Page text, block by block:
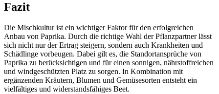
Fazit
Die Mischkultur ist ein wichtiger Faktor für den erfolgreichen
Anbau von Paprika. Durch die richtige Wahl der Pflanzpartner lässt
sich nicht nur der Ertrag steigern, sondern auch Krankheiten und
Schädlinge vorbeugen. Dabei gilt es, die Standortansprüche von
Paprika zu berücksichtigen und für einen sonnigen, nährstoffreichen
und windgeschützten Platz zu sorgen. In Kombination mit
ergänzenden Kräutern, Blumen und Gemüsesorten entsteht ein
vielfältiges und widerstandsfähiges Beet.